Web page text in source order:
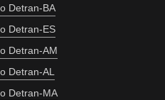
Detran-BA
Detran-ES
Detran-AM
Detran-AL
Detran-MA